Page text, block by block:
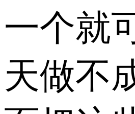
一个就
天做不